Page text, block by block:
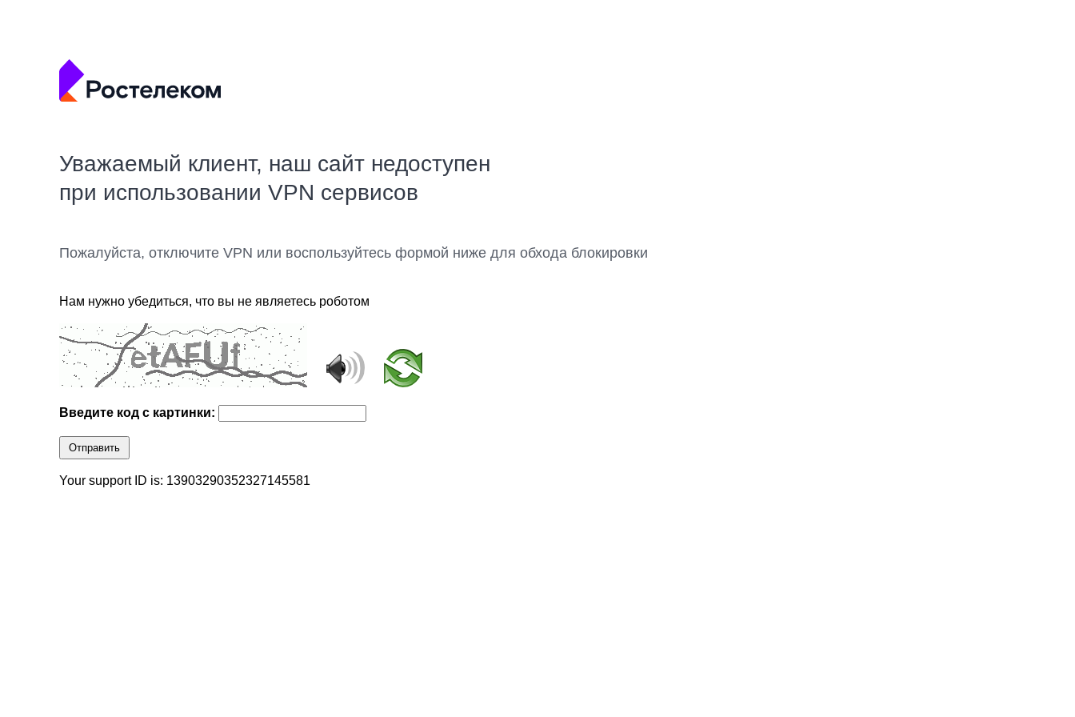
Уважаемый клиент, наш сайт недоступен
при использовании VPN сервисов
Пожалуйста, отключите VPN или воспользуйтесь формой ниже для обхода блокировки
Нам нужно убедиться, что вы не являетесь роботом
Введите код с картинки:
Отправить
Your support ID is: 13903290352327145581